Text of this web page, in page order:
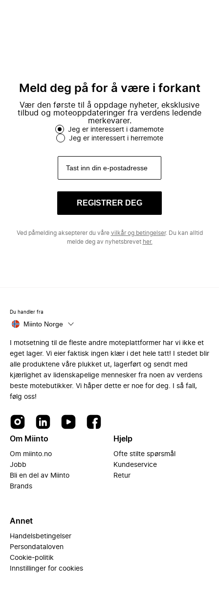
Meld deg på for å være i forkant
Vær den første til å oppdage nyheter, eksklusive
tilbud og moteoppdateringer fra verdens ledende
merkevarer.
Jeg er interessert i damemote
Jeg er interessert i herremote
REGISTRER DEG
Ved påmelding aksepterer du våre vilkår og betingelser. Du kan alltid
melde deg av nyhetsbrevet her.
Du handler fra
Miinto Norge
I motsetning til de fleste andre moteplattformer har vi ikke et
eget lager. Vi eier faktisk ingen klær i det hele tatt! I stedet blir
alle produktene våre plukket ut, lagerført og sendt med
kjærlighet av lidenskapelige mennesker fra noen av verdens
beste motebutikker. Vi håper dette er noe for deg. I så fall,
følg oss!
Om Miinto
Om miinto.no
Jobb
Bli en del av Miinto
Brands
Hjelp
Ofte stilte spørsmål
Kundeservice
Retur
Annet
Handelsbetingelser
Persondataloven
Cookie-politik
Innstillinger for cookies